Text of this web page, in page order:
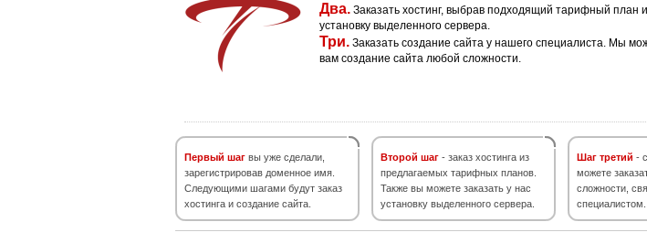
Два. Заказать хостинг, выбрав подходящий тарифный план
установку выделенного сервера.
Три. Заказать создание сайта у нашего специалиста. Мы
вам создание сайта любой сложности.
Первый шаг вы уже сделали,
зарегистрировав доменное имя.
Следующими шагами будут заказ
хостинга и создание сайта.
Второй шаг - заказ хостинга из
предлагаемых тарифных планов.
Также вы можете заказать у нас
установку выделенного сервера.
Шаг третий -
можете
сложности,
специалистом.